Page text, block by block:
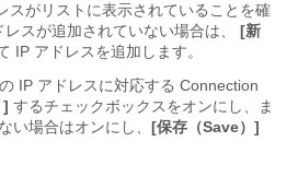
スがリストに表示されていることを確
スが追加されていない場合は、 [新
IP アドレスを追加します。
IP アドレスに対応する Connection
] するチェックボックスをオンにし、ま
い場合はオンにし、 [保存（Save）]